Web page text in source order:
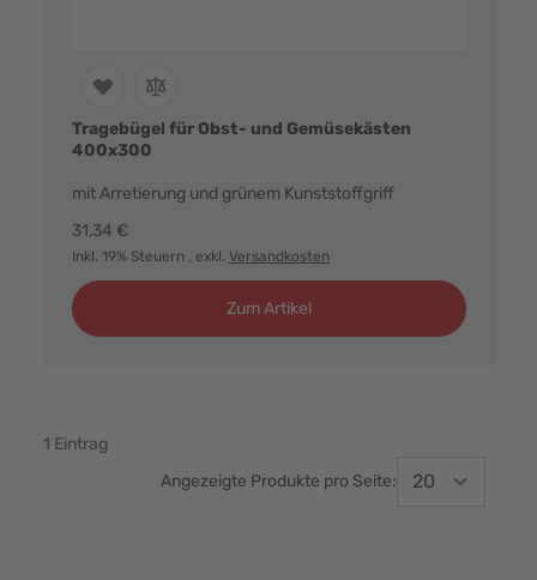
Tragebügel für Obst- und Gemüsekästen
400x300
mit Arretierung und grünem Kunststoffgriff
31,34 €
Inkl. 19% Steuern , exkl. Versandkosten
Zum Artikel
1 Eintrag
Angezeigte Produkte pro Seite: